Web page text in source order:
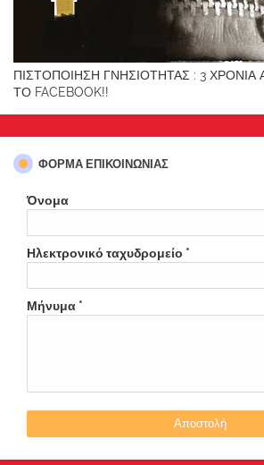
ΠΙΣΤΟΠΟΙΗΣΗ ΓΝΗΣΙΟΤΗΤΑΣ : 3
ΤΟ FACEBOOK!!
ΦΌΡΜΑ ΕΠΙΚΟΙΝΩΝΊΑΣ
Όνομα
Ηλεκτρονικό ταχυδρομείο *
Μήνυμα *